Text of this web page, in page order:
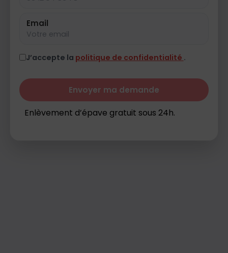
Email
J’accepte la politique de confidentialité .
Envoyer ma demande
Enlèvement d’épave gratuit sous 24h.